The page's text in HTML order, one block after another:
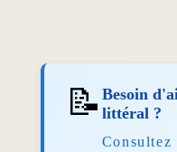
📝 Besoin
littéral ?